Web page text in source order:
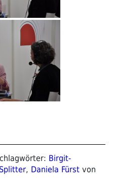
Birgit-
, Daniela Fürst von